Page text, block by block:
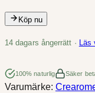
m
e
a
n
Köp nu
14 dagars ångerrätt ·
100% naturlig Säker
Varumärke: